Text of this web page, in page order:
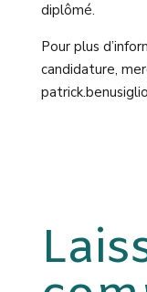
diplômé.
Pour plus
candidature,